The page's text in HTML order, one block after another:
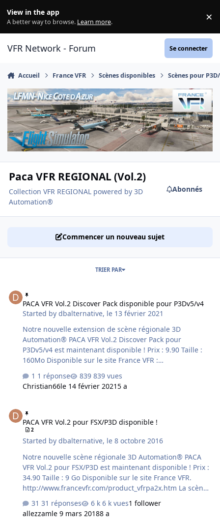
View in the app
A better way to browse. Learn more. ×
VFR Network - Forum Se connecter
Accueil France VFR Scènes disponibles Scènes pour
Paca VFR REGIONAL (Vol.2)
Collection VFR REGIONAL powered by 3D
Automation®
Abonnés
Commencer un nouveau sujet
TRIER PAR
PACA VFR Vol.2 Discover Pack disponible pour P3Dv5/v4
Started bydbalternative, le 13 février 2021
Notre nouvelle extension de scène régionale 3D
Automation® PACA VFR Vol.2 Discover Pack pour
P3Dv5/v4 est maintenant disponible ! Prix : 9.90 Taille :
160Mo Disponible sur le site France VFR :
http://www.francevfr.com/product_dscpa2p3d.php La
gamme de scènes VFR Discover a été conçue pour
promouvoir la pratique du vol VFR simulé en proposant
nombreux commentaires textes et vocaux. Ces
commentaires sont accessibles en vol via des balises
qu'il suffit d'approcher, et décrivent certains aspects
touristiques, géographiques, culturels et/ou historiques
des lieux survolés. Des pla…
1 réponse
839 vues
Christian66le 14 février 20215 a
PACA VFR Vol.2 pour FSX/P3D disponible !
2
Started bydbalternative, le 8 octobre 2016
Notre nouvelle scène régionale 3D Automation® PACA
VFR Vol.2 pour FSX/P3D est maintenant disponible ! Prix :
34.90 Taille : 9 Go Disponible sur le site France VFR.
http://www.francevfr.com/product_vfrpa2x.htm La scène
est compatible avec P3DV2 et V3 avec installeur multi-
plateforme. Les possesseurs du produit PACA PHOTO
Vol.2 peuvent bénéficier d'une offre commerciale au tarif
31 réponses 6 k vues1 follower
allezzamle 9 mars 20188 a